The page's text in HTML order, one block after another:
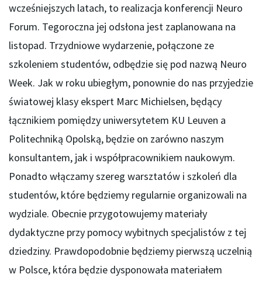
wcześniejszych latach, to realizacja konferencji Neuro
Forum. Tegoroczna jej odsłona jest zaplanowana na
listopad. Trzydniowe wydarzenie, połączone ze
szkoleniem studentów, odbędzie się pod nazwą Neuro
Week. Jak w roku ubiegłym, ponownie do nas przyjedzie
światowej klasy ekspert Marc Michielsen, będący
łącznikiem pomiędzy uniwersytetem KU Leuven a
Politechniką Opolską, będzie on zarówno naszym
konsultantem, jak i współpracownikiem naukowym.
Ponadto włączamy szereg warsztatów i szkoleń dla
studentów, które będziemy regularnie organizowali na
wydziale. Obecnie przygotowujemy materiały
dydaktyczne przy pomocy wybitnych specjalistów z tej
dziedziny. Prawdopodobnie będziemy pierwszą uczelnią
w Polsce, która będzie dysponowała materiałem